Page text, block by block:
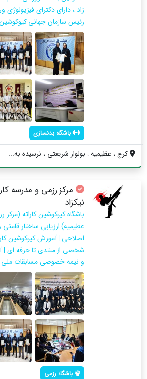
زاد ، دارای دکترای
رئیس سازمان جهانی
باشگاه بدنسازی
کرج ، عظیمیه ، بولوار شریعتی ، نرسیده به...
مرکز رزمی و مدرسه
نیکزاد
باشگاه کیوکوشین کاراته (مرکز
عظیمیه) ارزیابی ساختار قامتی
اصلاحی | آموزش کیوکوشین
شخصی از مبتدی تا حرفه
و نیمه خصوصی مسابقات ملی
باشگاه رزمی